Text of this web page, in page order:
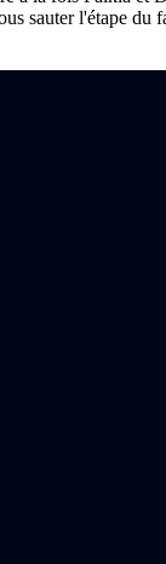
sauter l'étape du